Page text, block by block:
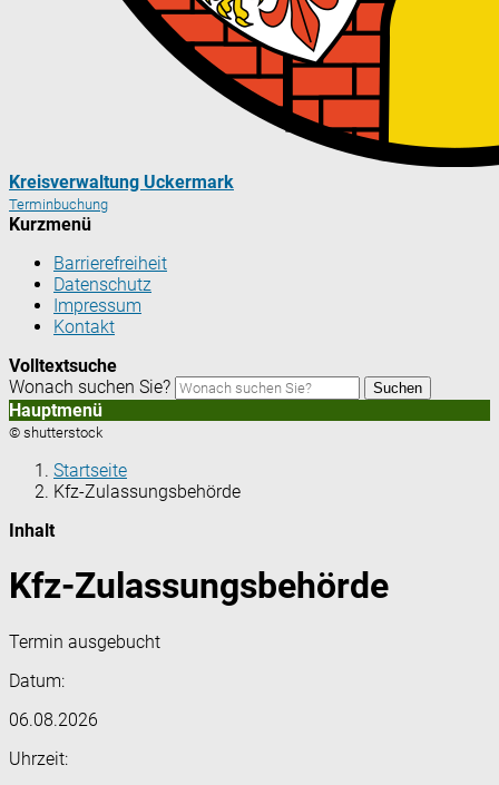
Kreisverwaltung Uckermark
Terminbuchung
Kurzmenü
Barrierefreiheit
Datenschutz
Impressum
Kontakt
Volltextsuche
Wonach suchen Sie?
Suchen
Hauptmenü
© shutterstock
Startseite
Kfz-Zulassungsbehörde
Inhalt
Kfz-Zulassungsbehörde
Termin ausgebucht
Datum:
06.08.2026
Uhrzeit: